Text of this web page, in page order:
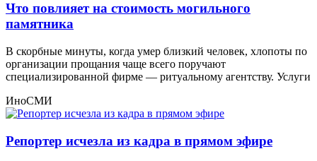
Что повлияет на стоимость могильного
памятника
В скорбные минуты, когда умер близкий человек, хлопоты по
организации прощания чаще всего поручают
специализированной фирме — ритуальному агентству. Услуги
ИноСМИ
Репортер исчезла из кадра в прямом эфире